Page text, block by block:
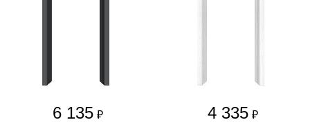
6 135 ₽ 4 335 ₽